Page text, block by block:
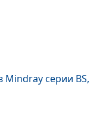
Mindray серии BS,